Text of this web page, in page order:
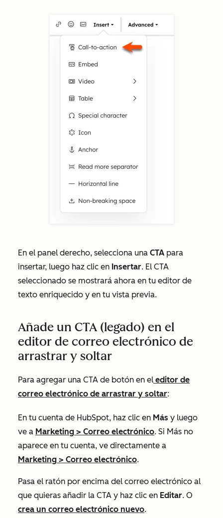
En el panel derecho, selecciona una CTA para
insertar, luego haz clic en Insertar. El CTA
seleccionado se mostrará ahora en tu editor de
texto enriquecido y en tu vista previa.
Añade un CTA (legado) en el
editor de correo electrónico de
arrastrar y soltar
Para agregar una CTA de botón en el editor de
correo electrónico de arrastrar y soltar:
En tu cuenta de HubSpot, haz clic en Más y luego
ve a Marketing > Correo electrónico. Si Más no
aparece en tu cuenta, ve directamente a
Marketing > Correo electrónico.
Pasa el ratón por encima del correo electrónico al
que quieras añadir la CTA y haz clic en Editar. O
crea un correo electrónico nuevo.